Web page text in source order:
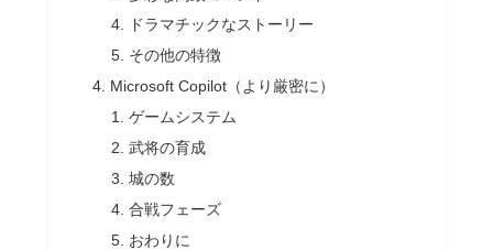
ドラマチックなストーリー
その他の特徴
Microsoft Copilot（より厳密に）
ゲームシステム
武将の育成
城の数
合戦フェーズ
おわりに